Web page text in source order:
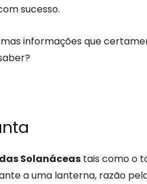
sucesso.
informações que
Solanáceas tais como o
a uma lanterna, razão